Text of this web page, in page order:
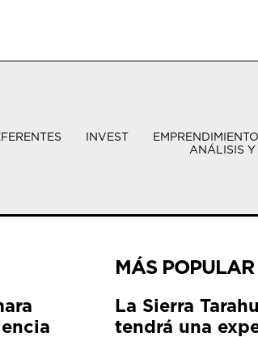
INVEST EMPRENDIMIENTO
ANÁLISIS
MÁS POPULAR
La Sierra
tendrá una